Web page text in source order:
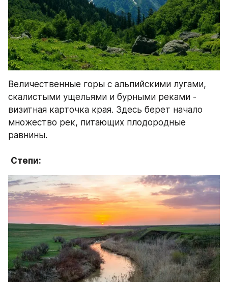
Величественные горы с альпийскими лугами,
скалистыми ущельями и бурными реками -
визитная карточка края. Здесь берет начало
множество рек, питающих плодородные
равнины.
Степи: